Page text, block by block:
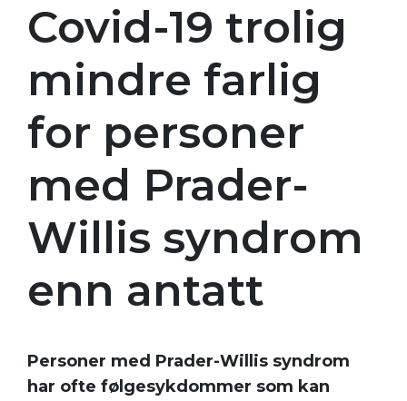
Covid-19 trolig
mindre farlig
for personer
med Prader-
Willis syndrom
enn antatt
Personer med Prader-Willis syndrom
har ofte følgesykdommer som kan